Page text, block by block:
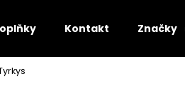
Kontakt Značky
najít?